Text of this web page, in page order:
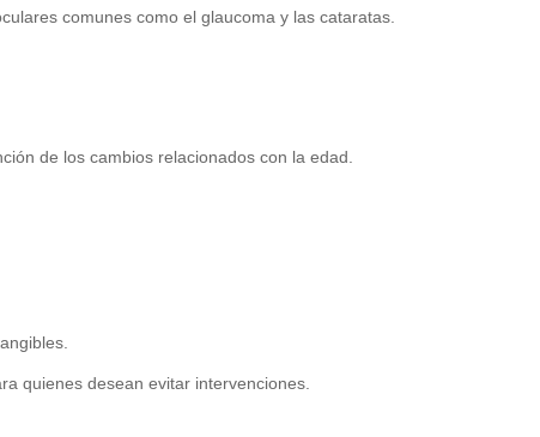
comunes como el glaucoma y las cataratas.
de los cambios relacionados con la edad.
quienes desean evitar intervenciones.